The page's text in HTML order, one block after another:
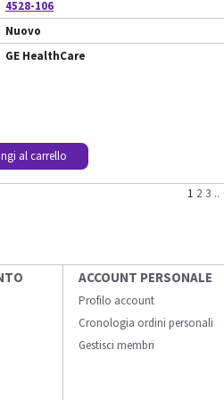
4528-106
Nuovo
GE HealthCare
al carrello
1 2 3 ..
ACCOUNT PERSONALE
Profilo account
Cronologia ordini personali
Gestisci membri